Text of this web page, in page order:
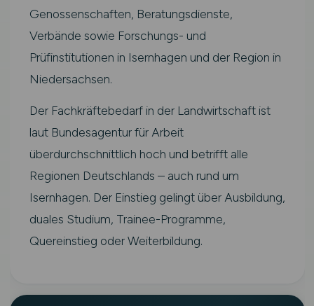
Genossenschaften, Beratungsdienste,
Verbände sowie Forschungs- und
Prüfinstitutionen in Isernhagen und der Region in
Niedersachsen.
Der Fachkräftebedarf in der Landwirtschaft ist
laut Bundesagentur für Arbeit
überdurchschnittlich hoch und betrifft alle
Regionen Deutschlands – auch rund um
Isernhagen. Der Einstieg gelingt über Ausbildung,
duales Studium, Trainee-Programme,
Quereinstieg oder Weiterbildung.